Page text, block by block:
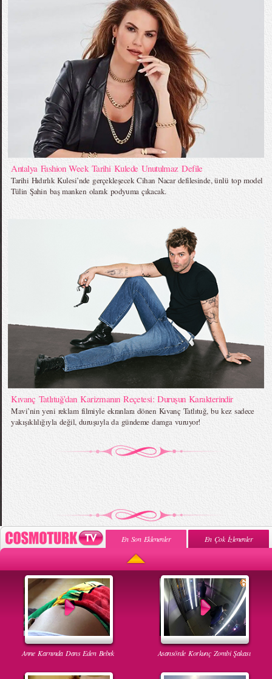
Antalya Fashion Week Tarihi Kulede Unutulmaz Defile
Tarihi Hıdırlık Kulesi’nde gerçekleşecek Cihan Nacar defilesinde, ünlü top model
Tülin Şahin baş manken olarak podyuma çıkacak.
Kıvanç Tatlıtuğ’dan Karizmanın Reçetesi: Duruşun Karakterindir
Mavi’nin yeni reklam filmiyle ekranlara dönen Kıvanç Tatlıtuğ, bu kez sadece
yakışıklılığıyla değil, duruşuyla da gündeme damga vuruyor!
En Son Eklenenler En Çok İzlenenler
Anne Karnında Dans Eden Bebek Asansörde Korkunç Zombi Şakası